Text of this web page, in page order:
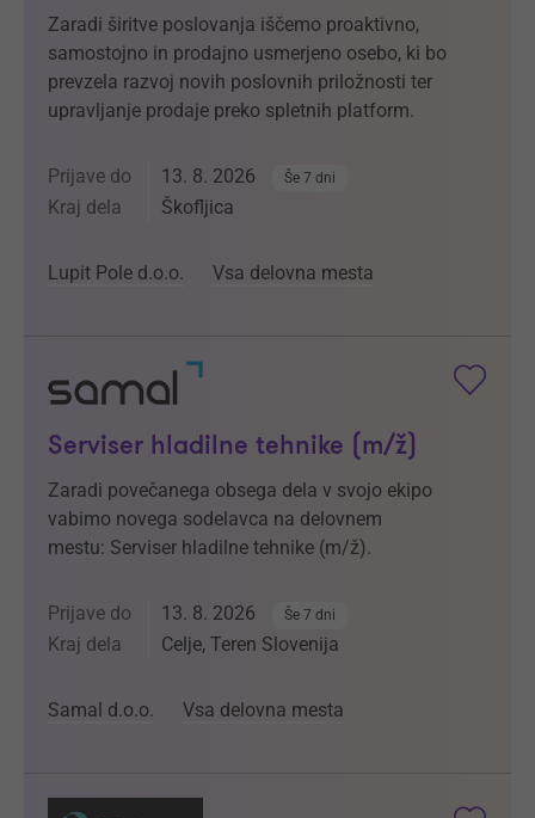
Zaradi širitve poslovanja iščemo proaktivno,
samostojno in prodajno usmerjeno osebo, ki bo
prevzela razvoj novih poslovnih priložnosti ter
upravljanje prodaje preko spletnih platform.
Prijave do 13. 8. 2026 Še 7 dni
Kraj dela Škofljica
Lupit Pole d.o.o. Vsa delovna mesta
Serviser hladilne tehnike (m/ž)
Zaradi povečanega obsega dela v svojo ekipo
vabimo novega sodelavca na delovnem
mestu: Serviser hladilne tehnike (m/ž).
Prijave do 13. 8. 2026 Še 7 dni
Kraj dela Celje, Teren Slovenija
Samal d.o.o. Vsa delovna mesta